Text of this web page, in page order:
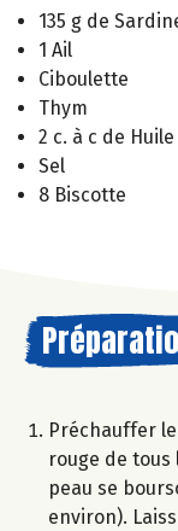
135 g de
1 Ail
Ciboulette
Thym
2 c. à c de
Sel
8 Biscotte
Préchauffer
rouge de tous
peau se
environ).